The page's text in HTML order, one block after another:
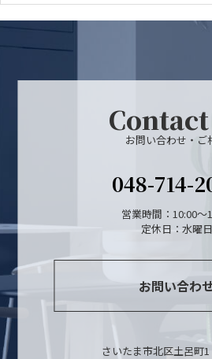
お問い合わせ・ご
048-714-
営業時間：10:00～
定休日：水曜日
お問い合わ
さいたま市北区土呂